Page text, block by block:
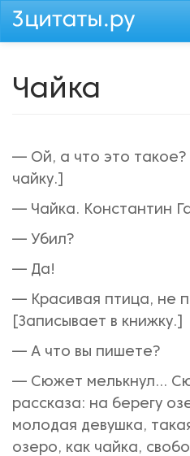
Перейти
Чайка
— Ой, а что это такое?
чайку.]
— Чайка. Константин
— Убил?
— Да!
— Красивая птица, не
[Записывает в книжку.]
— А что вы пишете?
— Сюжет мелькнул...
рассказа: на берегу
молодая девушка,
озеро, как чайка,